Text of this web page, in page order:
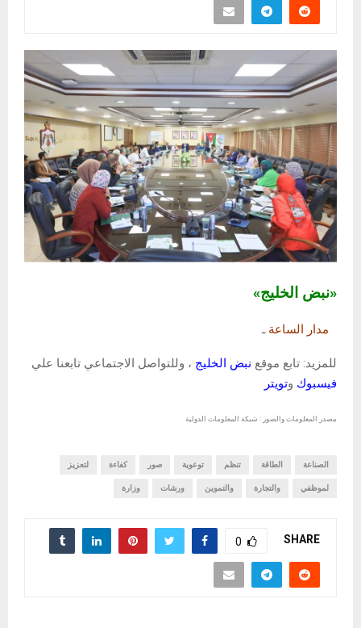
«نبض الخليج»
مدار الساعةـ
للمزيد: تابع موقع نبض الخليج ، وللتواصل الاجتماعي تابعنا علي
فيسبوك وتويتر
مصدر المعلومات والصور : شبكة المعلومات الدولية
الصناعة الطاقة تنظم توعوية صور كفاءة لتعزيز
لموظفي والتجارة والتموين ورشات وزارة
SHARE
0